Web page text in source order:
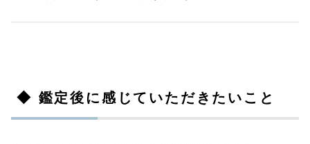
◆ 鑑定後に感じていただきたいこと